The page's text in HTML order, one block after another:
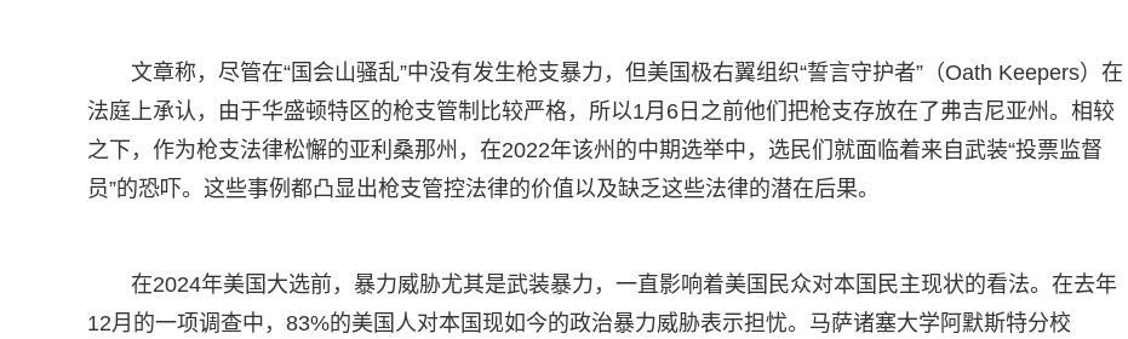
文章称，尽管在“国会山骚乱”中没有发生枪支暴力，但美国极右翼组织“誓言守护者”（Oath Keepers）在
法庭上承认，由于华盛顿特区的枪支管制比较严格，所以1月6日之前他们把枪支存放在了弗吉尼亚州。相较
之下，作为枪支法律松懈的亚利桑那州，在2022年该州的中期选举中，选民们就面临着来自武装“投票监督
员”的恐吓。这些事例都凸显出枪支管控法律的价值以及缺乏这些法律的潜在后果。
在2024年美国大选前，暴力威胁尤其是武装暴力，一直影响着美国民众对本国民主现状的看法。在去年
12月的一项调查中，83%的美国人对本国现如今的政治暴力威胁表示担忧。马萨诸塞大学阿默斯特分校